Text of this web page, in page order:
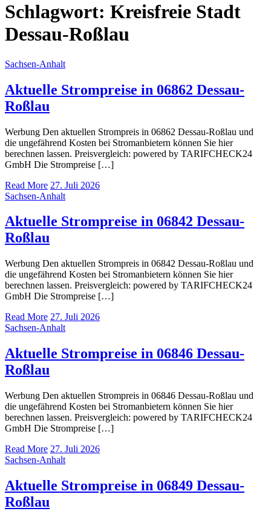
Schlagwort: Kreisfreie Stadt
Dessau-Roßlau
Sachsen-Anhalt
Aktuelle Strompreise in 06862 Dessau-
Roßlau
Werbung Den aktuellen Strompreis in 06862 Dessau-Roßlau und
die ungefährend Kosten bei Stromanbietern können Sie hier
berechnen lassen. Preisvergleich: powered by TARIFCHECK24
GmbH Die Strompreise […]
Read More 27. Juli 2026
Sachsen-Anhalt
Aktuelle Strompreise in 06842 Dessau-
Roßlau
Werbung Den aktuellen Strompreis in 06842 Dessau-Roßlau und
die ungefährend Kosten bei Stromanbietern können Sie hier
berechnen lassen. Preisvergleich: powered by TARIFCHECK24
GmbH Die Strompreise […]
Read More 27. Juli 2026
Sachsen-Anhalt
Aktuelle Strompreise in 06846 Dessau-
Roßlau
Werbung Den aktuellen Strompreis in 06846 Dessau-Roßlau und
die ungefährend Kosten bei Stromanbietern können Sie hier
berechnen lassen. Preisvergleich: powered by TARIFCHECK24
GmbH Die Strompreise […]
Read More 27. Juli 2026
Sachsen-Anhalt
Aktuelle Strompreise in 06849 Dessau-
Roßlau